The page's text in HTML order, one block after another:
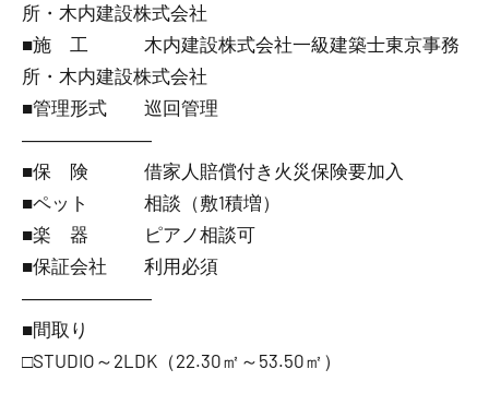
所・木内建設株式会社
■施 工 木内建設株式会社一級建築士東京事務
所・木内建設株式会社
■管理形式 巡回管理
―――――――
■保 険 借家人賠償付き火災保険要加入
■ペット 相談（敷1積増）
■楽 器 ピアノ相談可
■保証会社 利用必須
―――――――
■間取り
□STUDIO～2LDK（22.30㎡～53.50㎡）